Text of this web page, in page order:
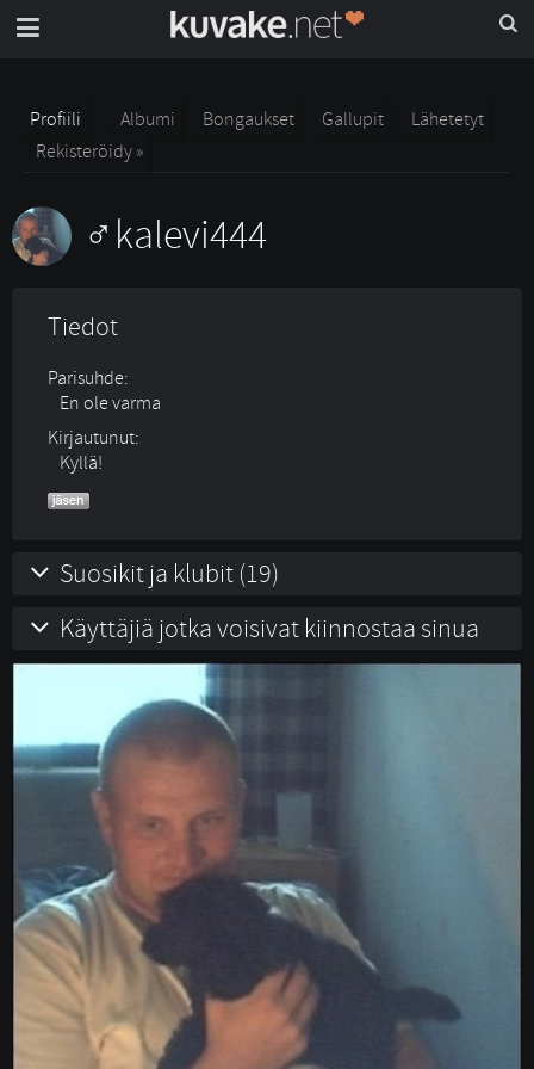
Profiili Albumi Bongaukset Gallupit
Lähetetyt
Rekisteröidy »
kalevi444
Tiedot
Parisuhde:
En ole varma
Kirjautunut:
Kyllä!
Suosikit ja klubit (19)
Käyttäjiä jotka voisivat kiinnostaa sinua